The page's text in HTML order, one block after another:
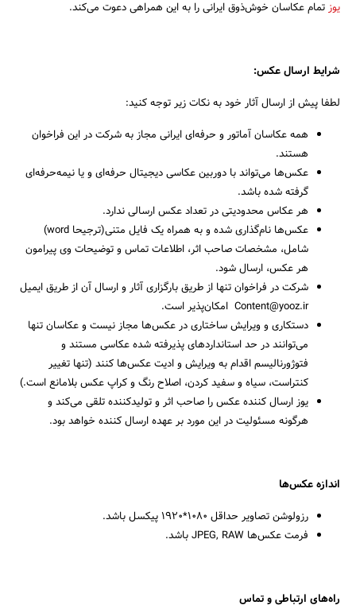
یوزتمام عکاسان خوش‌ذوق ایرانی را به این همراهی دعوت می‌کند.
شرایط ارسال عکس:
لطفا پیش از ارسال آثار خود به نکات زیر توجه کنید:
همه عکاسان آماتور و حرفه‌ای ایرانی مجاز به شرکت در این فراخوان
هستند.
عکس‌ها می‌تواند با دوربین عکاسی دیجیتال حرفه‌ای و یا نیمه‌حرفه‌ای
گرفته شده باشد.
هر عکاس محدودیتی در تعداد عکس ارسالی ندارد.
عکس‌ها نام‌گذاری شده و به همراه یک فایل متنی(ترجیحا word)
شامل، مشخصات صاحب اثر، اطلاعات تماس و توضیحات وی پیرامون
هر عکس، ارسال شود.
شرکت در فراخوان تنها از طریق بارگزاری آثار و ارسال آن‌ از طریق ایمیل
Content@yooz.ir امکان‌پذیر است.
دستکاری و ویرایش ساختاری در عکس‌ها مجاز نیست و عکاسان تنها
می‌توانند در حد استانداردهای پذیرفته شده عکاسی مستند و
فتوژورنالیسم اقدام به ویرایش و ادیت عکس‌ها کنند (تنها تغییر
کنتراست، سیاه و سفید کردن، اصلاح رنگ و کراپ عکس بلامانع است.)
یوز ارسال کننده عکس را صاحب اثر و تولیدکننده تلقی می‌کند و
هرگونه مسئولیت در این مورد بر عهده ارسال کننده خواهد بود.
اندازه عکس‌ها
رزولوشن تصاویر حداقل ۱۰۸۰*۱۹۲۰ پیکسل باشد.
فرمت عکس‌ها JPEG, RAW باشد.
راه‌های ارتباطی و تماس